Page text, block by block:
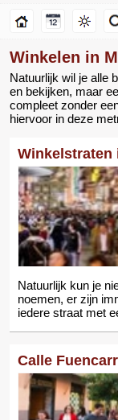
Winkelen in
Natuurlijk wil je alle
en bekijken, maar
compleet zonder
hiervoor in deze
Winkelstraten
Natuurlijk kun je
noemen, er zijn
iedere straat met
Calle